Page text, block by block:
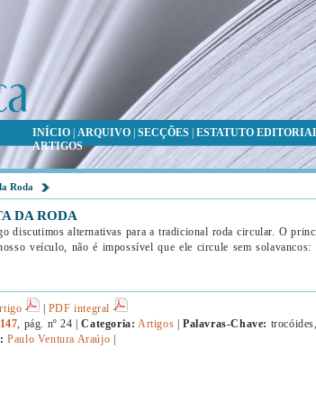
INÍCIO| ARQUIVO| SECÇÕES| ESTATUTO
ARTIGOS
Roda
DA RODA
discutimos alternativas para a tradicional roda circular. O
veículo, não é impossível que ele circule sem solavancos:
| PDF integral
147, pág. nº 24 |Categoria: Artigos Palavras-Chave:
Paulo Ventura Araújo